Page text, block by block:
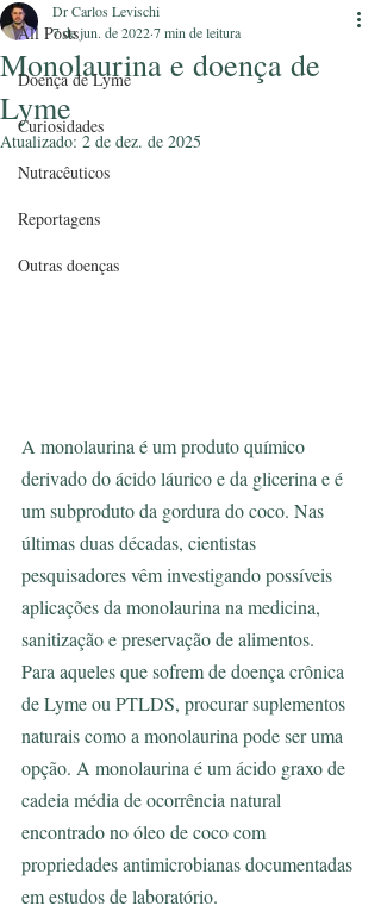
All Posts
Doença de Lyme
Curiosidades
Nutracêuticos
Reportagens
Outras doenças
Monolaurina e doença de
Lyme
Dr Carlos Levischi
7 de jun. de 20227 min de leitura
Atualizado: 2 de dez. de 2025
A monolaurina é um produto químico
derivado do ácido láurico e da glicerina e é
um subproduto da gordura do coco. Nas
últimas duas décadas, cientistas
pesquisadores vêm investigando possíveis
aplicações da monolaurina na medicina,
sanitização e preservação de alimentos.
Para aqueles que sofrem de doença crônica
de Lyme ou PTLDS, procurar suplementos
naturais como a monolaurina pode ser uma
opção. A monolaurina é um ácido graxo de
cadeia média de ocorrência natural
encontrado no óleo de coco com
propriedades antimicrobianas documentadas
em estudos de laboratório.